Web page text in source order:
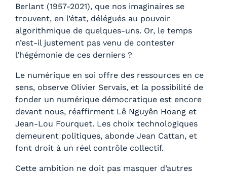
Berlant (1957-2021), que nos imaginaires se
trouvent, en l’état, délégués au pouvoir
algorithmique de quelques-uns. Or, le temps
n’est-il justement pas venu de contester
l’hégémonie de ces derniers ?
Le numérique en soi offre des ressources en ce
sens, observe Olivier Servais, et la possibilité de
fonder un numérique démocratique est encore
devant nous, réaffirment Lê Nguyên Hoang et
Jean-Lou Fourquet. Les choix technologiques
demeurent politiques, abonde Jean Cattan, et
font droit à un réel contrôle collectif.
Cette ambition ne doit pas masquer d’autres